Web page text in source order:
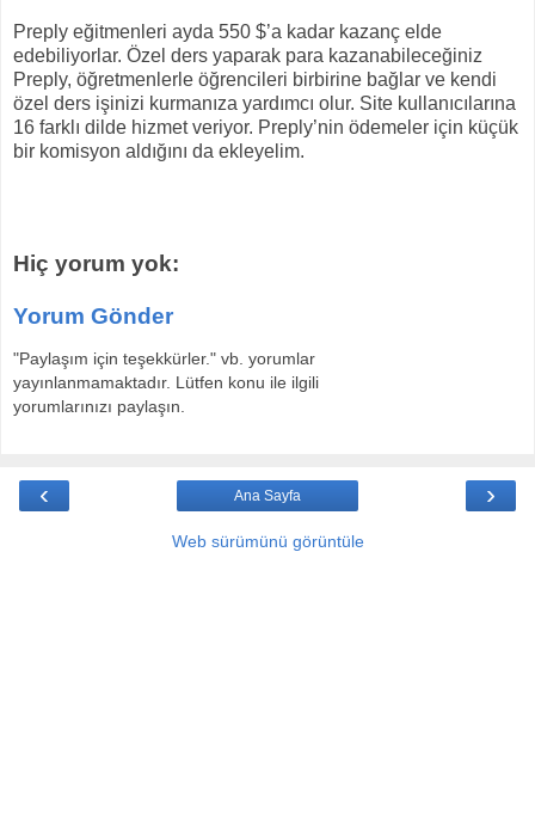
Preply eğitmenleri ayda 550 $’a kadar kazanç elde
edebiliyorlar. Özel ders yaparak para kazanabileceğiniz
Preply, öğretmenlerle öğrencileri birbirine bağlar ve kendi
özel ders işinizi kurmanıza yardımcı olur. Site kullanıcılarına
16 farklı dilde hizmet veriyor. Preply’nin ödemeler için küçük
bir komisyon aldığını da ekleyelim.
Hiç yorum yok:
Yorum Gönder
"Paylaşım için teşekkürler." vb. yorumlar
yayınlanmamaktadır. Lütfen konu ile ilgili
yorumlarınızı paylaşın.
‹ ›
Ana Sayfa
Web sürümünü görüntüle